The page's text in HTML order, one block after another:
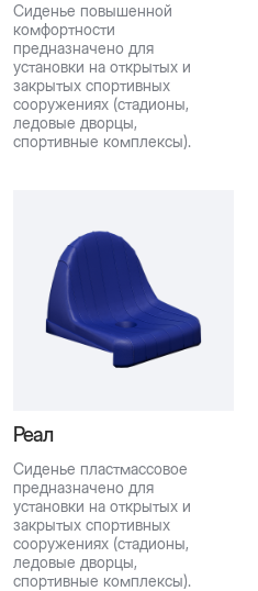
Сиденье повышенной
комфортности
предназначено для
установки на открытых и
закрытых спортивных
сооружениях (стадионы,
ледовые дворцы,
спортивные комплексы).
Реал
Сиденье пластмассовое
предназначено для
установки на открытых и
закрытых спортивных
сооружениях (стадионы,
ледовые дворцы,
спортивные комплексы).